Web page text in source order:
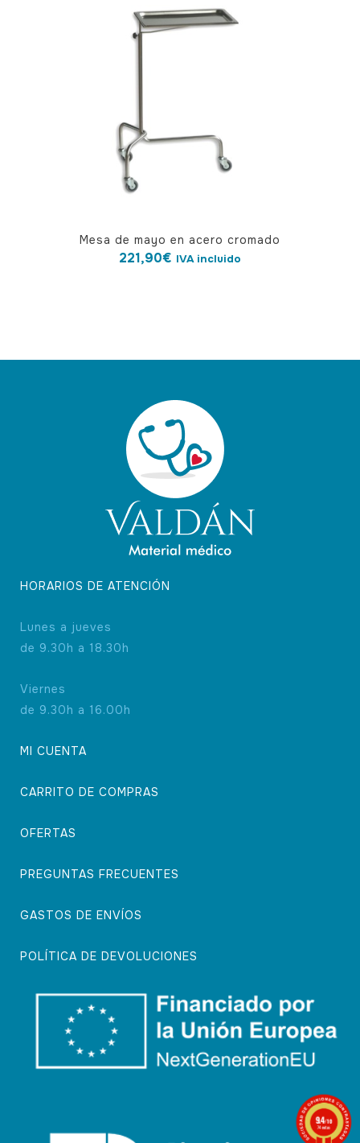
Mesa de mayo en acero cromado
221,90€ IVA incluido
HORARIOS DE ATENCIÓN
Lunes a jueves
de 9.30h a 18.30h
Viernes
de 9.30h a 16.00h
MI CUENTA
CARRITO DE COMPRAS
OFERTAS
PREGUNTAS FRECUENTES
GASTOS DE ENVÍOS
POLÍTICA DE DEVOLUCIONES
9.4/10
74 notas